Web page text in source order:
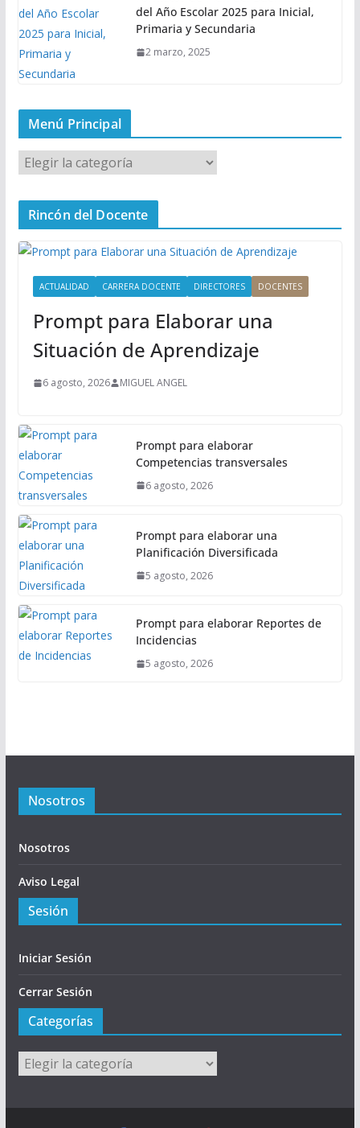
del Año Escolar 2025 para Inicial,
Primaria y Secundaria
2 marzo, 2025
Menú Principal
M
e
n
P
Rincón del Docente
ACTUALIDAD CARRERA DOCENTE DIRECTORES DOCENTES
Prompt para Elaborar una
Situación de Aprendizaje
6 agosto, 2026 MIGUEL ANGEL
Prompt para elaborar
Competencias transversales
6 agosto, 2026
Prompt para elaborar una
Planificación Diversificada
5 agosto, 2026
Prompt para elaborar Reportes de
Incidencias
5 agosto, 2026
Nosotros
Nosotros
Aviso Legal
Sesión
Iniciar Sesión
Cerrar Sesión
Categorías
Categorías